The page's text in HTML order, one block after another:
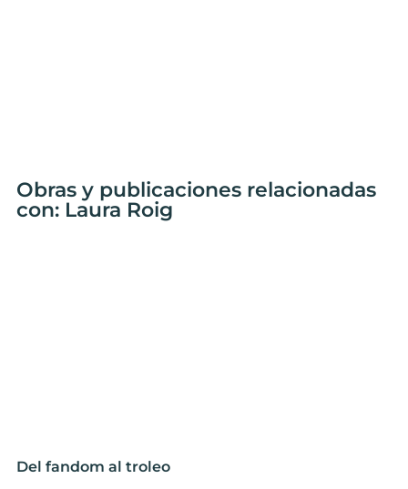
Obras y publicaciones relacionadas
con: Laura Roig
Del fandom al troleo